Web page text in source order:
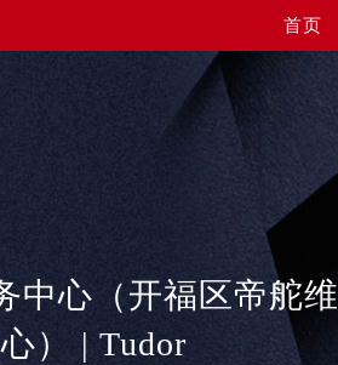
首页
中心（开福区帝舵维
） | Tudor